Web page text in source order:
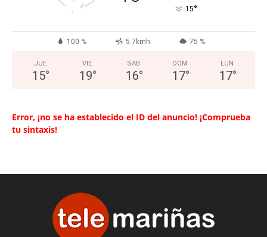
15°
100 % 5.7kmh 75 %
JUE
15°
VIE
19°
SAB
16°
DOM
17°
LUN
17°
Error, ¡no se ha establecido el ID del anuncio! ¡Comprueba
tu sintaxis!